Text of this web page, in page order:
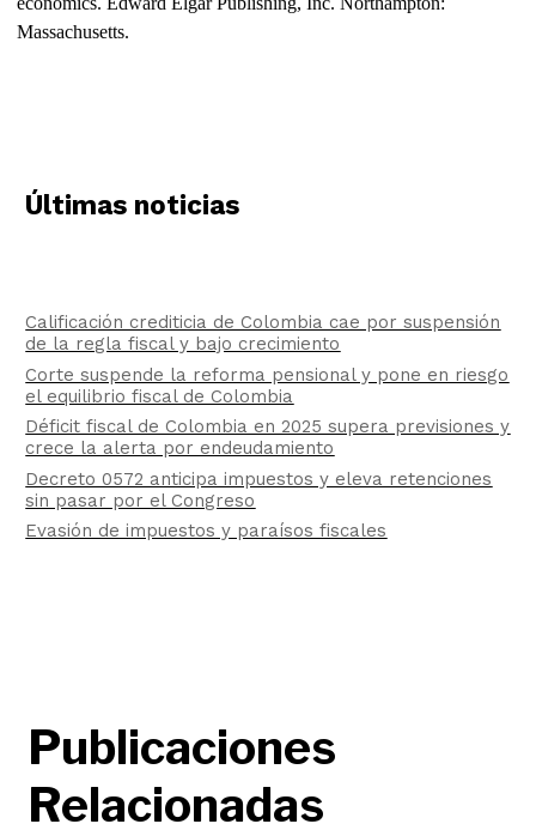
Massachusetts.
Últimas noticias
Calificación crediticia de Colombia cae por suspensión
de la regla fiscal y bajo crecimiento
Corte suspende la reforma pensional y pone en riesgo
el equilibrio fiscal de Colombia
Déficit fiscal de Colombia en 2025 supera previsiones y
crece la alerta por endeudamiento
Decreto 0572 anticipa impuestos y eleva retenciones
sin pasar por el Congreso
Evasión de impuestos y paraísos fiscales
Publicaciones
Relacionadas